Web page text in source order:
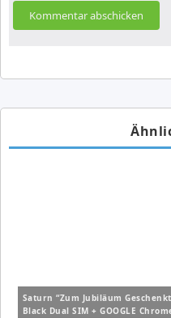
Saturn “Zum Jubiläum
Black Dual SIM + GOOGLE